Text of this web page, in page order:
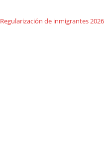
Regularización de inmigrantes 2026